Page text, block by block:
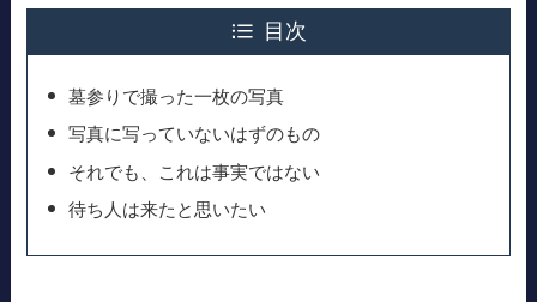
目次
墓参りで撮った一枚の写真
写真に写っていないはずのもの
それでも、これは事実ではない
待ち人は来たと思いたい